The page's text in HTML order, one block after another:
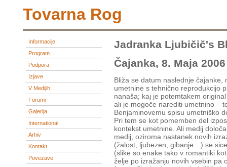
Tovarna Rog
Informacije
Program
Podpora
Izjave
V Medijih
Forumi
Galerija
International
Arhiv
Kontakt
Povezave
Jadranka Ljubičič's
Čajanka, 8. Maja
Bliža se datum naslednje
umetnine s tehnično reprodukcijo
nanaša; kaj je potemtakem
ali je mogoče narediti umetnino –
Benjaminovemu spisu umetniško
Pri tem se kot pomemben del
kontekst umetnine. Ali medij
medij, oziroma nastanek novih
(žalost, ljubezen, gibanje…) se
(slike so enake tako v romantiki
želje po izražanju novih vsebin pa